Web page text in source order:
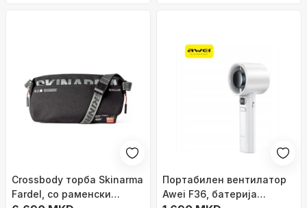
Crossbody торба Skinarma
Fardel, со раменски
Портабилен вентилатор
Awei F36, батерија